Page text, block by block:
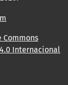
Commons
Internacional